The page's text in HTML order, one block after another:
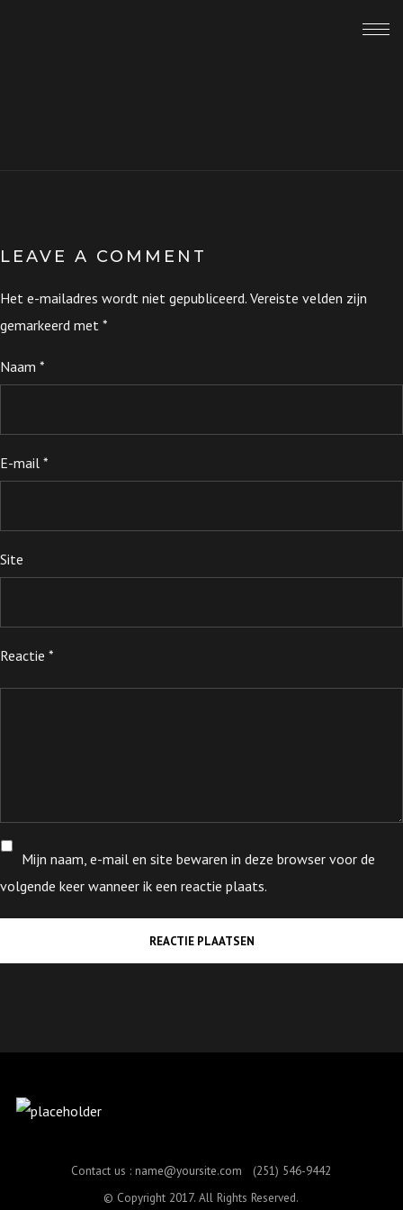
LEAVE A COMMENT
Het e-mailadres wordt niet gepubliceerd. Vereiste velden zijn
gemarkeerd met *
Naam *
E-mail *
Site
Reactie *
Mijn naam, e-mail en site bewaren in deze browser voor de
volgende keer wanneer ik een reactie plaats.
Contact us : name@yoursite.com (251) 546-9442
© Copyright 2017. All Rights Reserved.